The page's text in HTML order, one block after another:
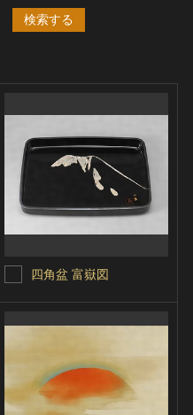
検索する
四角盆 富嶽図